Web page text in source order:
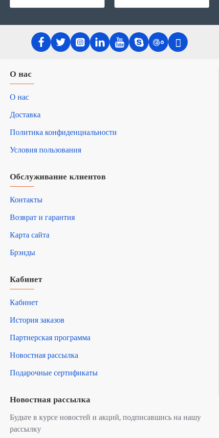
О нас
О нас
Доставка
Политика конфиденциальности
Условия пользования
Обслуживание клиентов
Контакты
Возврат и гарантия
Карта сайта
Брэнды
Кабинет
Кабинет
История заказов
Партнерская программа
Новостная рассылка
Подарочные сертификаты
Новостная рассылка
Будьте в курсе новостей и акций, подписавшись на нашу
рассылку